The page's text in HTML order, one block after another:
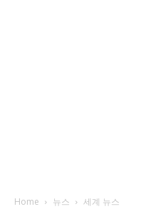
Home 뉴스 세계 뉴스